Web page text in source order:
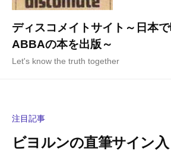
ディスコメイトサイト～日本で
ABBAの本を出版～
Let's know the truth together
注目記事
ビヨルンの直筆サイン